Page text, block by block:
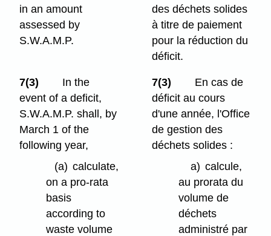
in an amount
assessed by
S.W.A.M.P.
des déchets solides
à titre de paiement
pour la réduction du
déficit.
7(3)
In the
event of a deficit,
S.W.A.M.P. shall, by
March 1 of the
following year,
(a) calculate,
on a pro-rata
basis
according to
waste volume
7(3)
En cas de
déficit au cours
d'une année, l'Office
de gestion des
déchets solides :
a) calcule,
au prorata du
volume de
déchets
administré par